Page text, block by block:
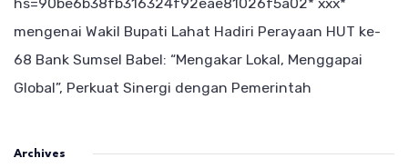
mengenai Wakil Bupati Lahat Hadiri Perayaan HUT ke-
68 Bank Sumsel Babel: “Mengakar Lokal, Menggapai
Global”, Perkuat Sinergi dengan Pemerintah
Archives